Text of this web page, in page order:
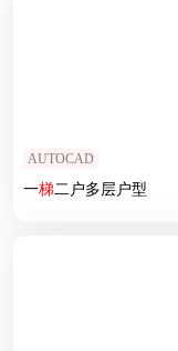
AUTOCAD
一梯二户多层户型